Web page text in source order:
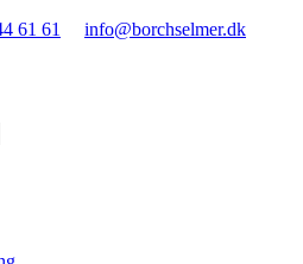
61 61
info@borchselmer.dk